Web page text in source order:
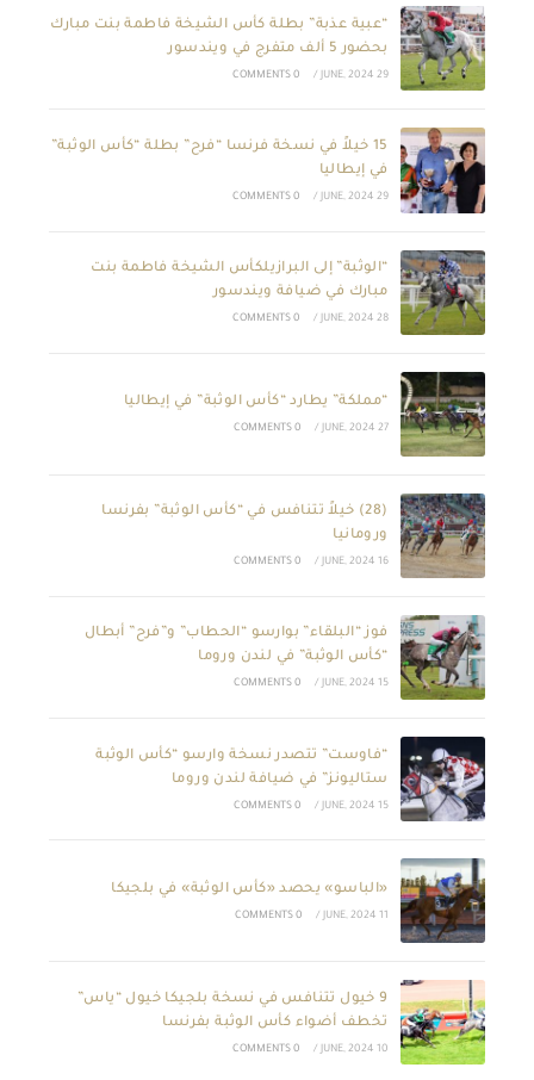
“عبية عذبة” بطلة كأس الشيخة فاطمة بنت مبارك
بحضور 5 ألف متفرج في ويندسور
29 JUNE, 2024
/
0 COMMENTS
15 خيلاً في نسخة فرنسا “فرح” بطلة “كأس الوثبة”
في إيطاليا
29 JUNE, 2024
/
0 COMMENTS
“الوثبة” إلى البرازيلكأس الشيخة فاطمة بنت
مبارك في ضيافة ويندسور
28 JUNE, 2024
/
0 COMMENTS
“مملكة” يطارد “كأس الوثبة” في إيطاليا
27 JUNE, 2024
/
0 COMMENTS
(28) خيلاً تتنافس في “كأس الوثبة” بفرنسا
ورومانيا
16 JUNE, 2024
/
0 COMMENTS
فوز “البلقاء” بوارسو “الحطاب” و”فرح” أبطال
“كأس الوثبة” في لندن وروما
15 JUNE, 2024
/
0 COMMENTS
“فاوست” تتصدر نسخة وارسو “كأس الوثبة
ستاليونز” في ضيافة لندن وروما
15 JUNE, 2024
/
0 COMMENTS
«الباسو» يحصد «كأس الوثبة» في بلجيكا
11 JUNE, 2024
/
0 COMMENTS
9 خيول تتنافس في نسخة بلجيكا خيول “ياس”
تخطف أضواء كأس الوثبة بفرنسا
10 JUNE, 2024
/
0 COMMENTS